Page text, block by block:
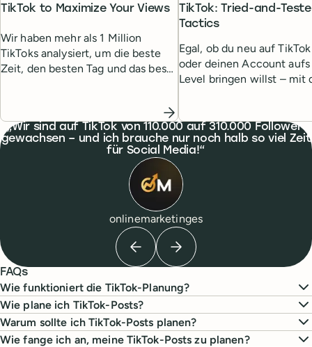
TikTok to Maximize Your Views
Wir haben mehr als 1 Million
TikToks analysiert, um die beste
Zeit, den besten Tag und das beste
TikTok: Tried-and-
Tactics
Egal, ob du neu auf
oder deinen Account
Level bringen willst – mit
mehr Follower.
What people are saying
Wir sind auf TikTok von 110.000 auf 310.000 Follower
gewachsen – und ich brauche nur noch halb so viel Zeit
für Social Media!
onlinemarketinges
Previous testimonial
Next testimonial
FAQs
Wie funktioniert die TikTok-Planung?
Wie plane ich TikTok-Posts?
Warum sollte ich TikTok-Posts planen?
Wie fange ich an, meine TikTok-Posts zu planen?